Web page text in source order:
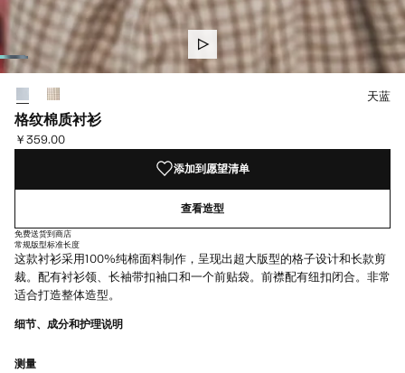
格纹棉质衬衫
当前价格 [￥359.00 ]
￥359.00
选择颜色
天蓝
添加到愿望清单
查看造型
免费送货到商店
常规版型标准长度
这款衬衫采用100%纯棉面料制作，呈现出超大版型的格子设计和长款剪
裁。配有衬衫领、长袖带扣袖口和一个前贴袋。前襟配有纽扣闭合。非常
适合打造整体造型。
细节、成分和护理说明
测量